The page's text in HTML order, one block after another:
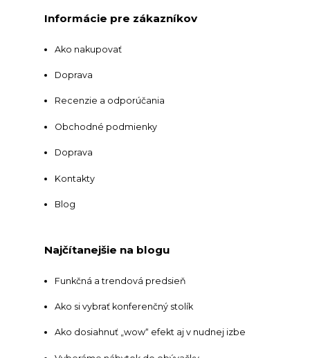
Informácie pre zákazníkov
Ako nakupovať
Doprava
Recenzie a odporúčania
Obchodné podmienky
Doprava
Kontakty
Blog
Najčítanejšie na blogu
Funkčná a trendová predsieň
Ako si vybrať konferenčný stolík
Ako dosiahnuť „wow“ efekt aj v nudnej izbe